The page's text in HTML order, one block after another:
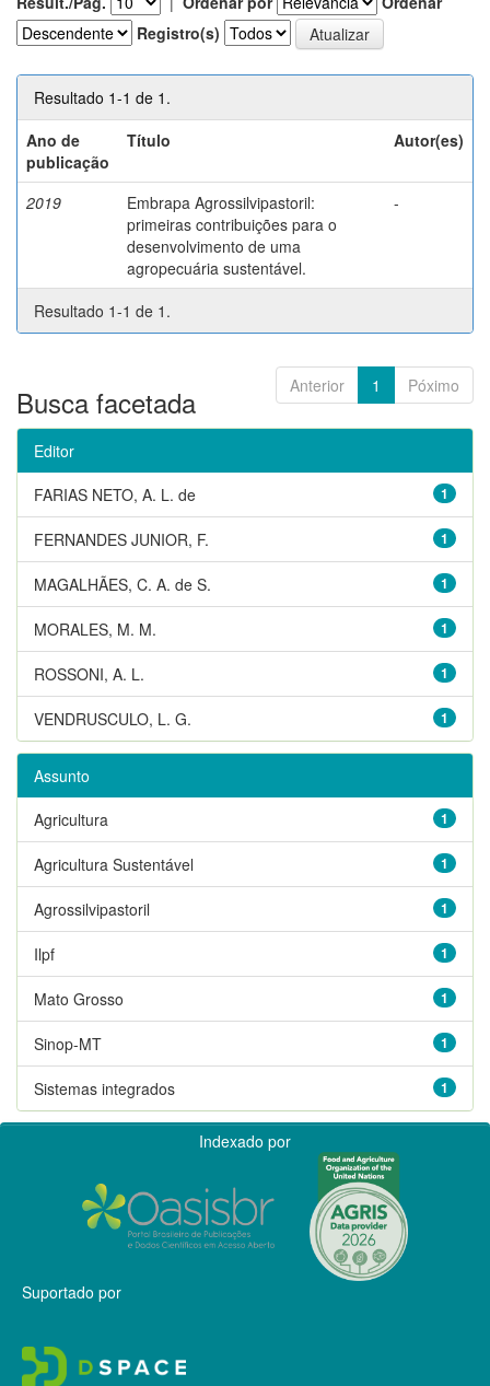
Registro(s)
Resultado 1-1 de 1.
Ano de
publicação
Título Autor(es)
2019
Embrapa Agrossilvipastoril:
primeiras contribuições para o
desenvolvimento de uma
agropecuária sustentável.
-
Resultado 1-1 de 1.
Anterior 1 Póximo
Busca facetada
Editor
1
FARIAS NETO, A. L. de
1
FERNANDES JUNIOR, F.
1
MAGALHÃES, C. A. de S.
1
MORALES, M. M.
1
ROSSONI, A. L.
1
VENDRUSCULO, L. G.
Assunto
1
Agricultura
1
Agricultura Sustentável
1
Agrossilvipastoril
1
Ilpf
1
Mato Grosso
1
Sinop-MT
1
Sistemas integrados
Indexado por
Suportado por